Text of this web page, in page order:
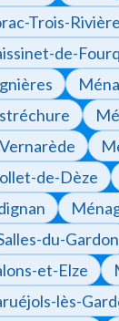
Trois-
de-
de-Dèze
du-Gardon
et-Elze
lès-